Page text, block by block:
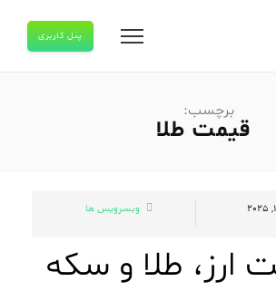
پنل کاربری
برچسب:
قیمت طلا
وبسرویس ها